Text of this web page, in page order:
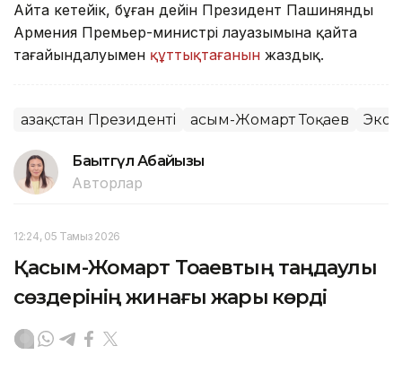
Айта кетейік, бұған дейін Президент Пашинянды
Армения Премьер-министрі лауазымына қайта
тағайындалуымен құттықтағанын жаздық.
Қазақстан Президенті Қасым-Жомарт Тоқаев
Бақытгүл Абайқызы
Авторлар
12:24, 05 Тамыз 2026
Қасым-Жомарт Тоқаевтың таңдаулы
сөздерінің жинағы жарық көрді